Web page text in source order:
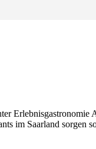
im Saarland sorgen